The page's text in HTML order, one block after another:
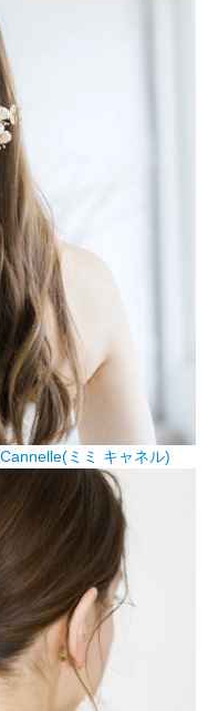
ミミ キャネル)